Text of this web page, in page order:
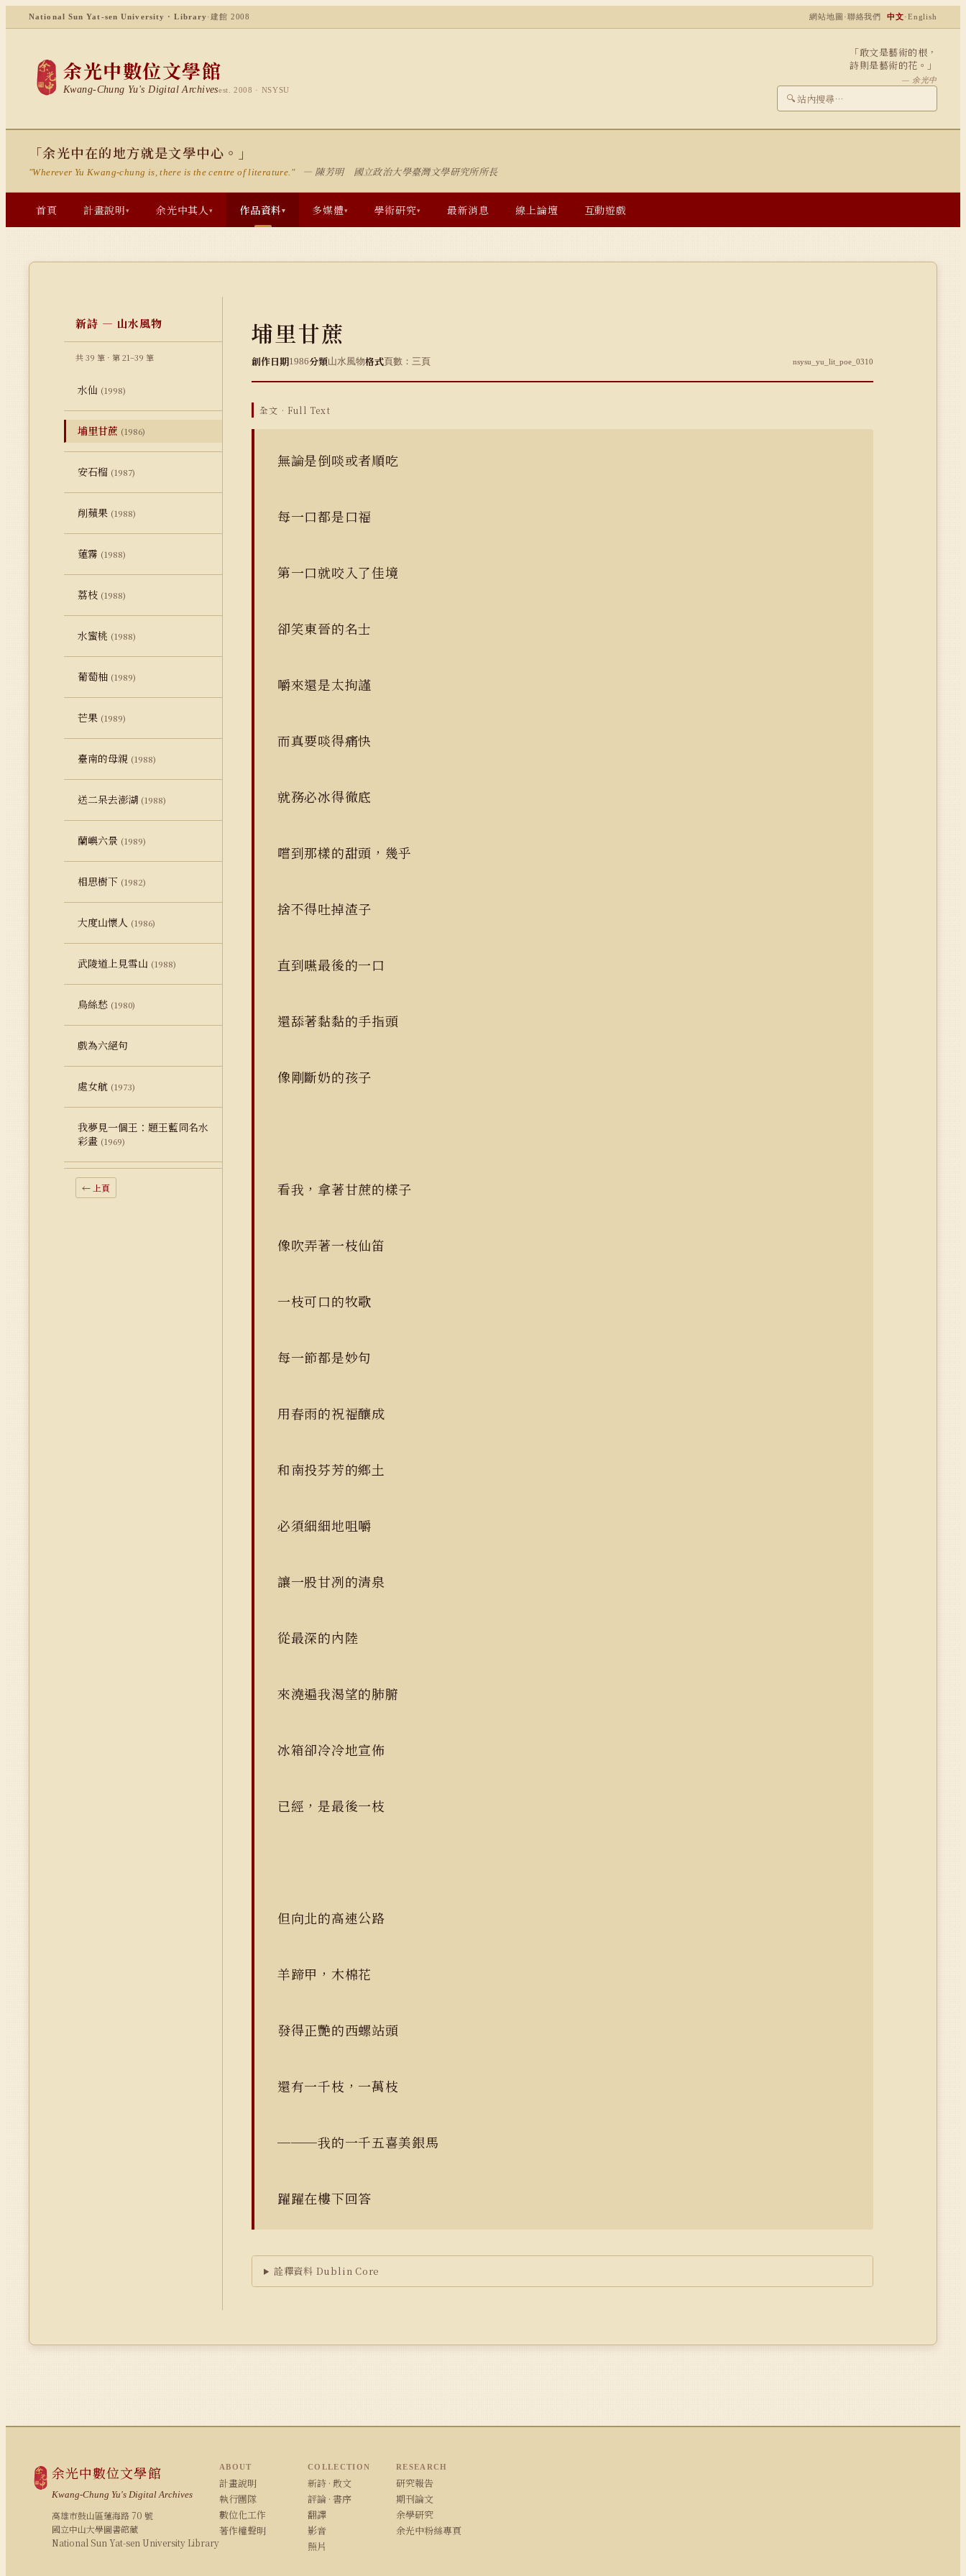
National Sun Yat-sen University · Library ·建館 2008 網站地圖 ·聯絡我們 中文·English
余光中數位文學館
Kwang-Chung Yu's Digital Archivesest. 2008 · NSYSU
「敢文是藝術的根，
詩則是藝術的花。」
— 余光中
🔍
「余光中在的地方就是文學中心。」
"Wherever Yu Kwang-chung is, there is the centre of literature." — 陳芳明 國立政治大學臺灣文學研究所所長
首頁 計畫說明▾ 余光中其人▾ 作品資料▾ 多媒體▾ 學術研究▾ 最新消息 線上論壇 互動遊戲
新詩 — 山水風物
共 39 筆 · 第 21–39 筆
水仙 (1998)
埔里甘蔗 (1986)
安石榴 (1987)
削蘋果 (1988)
蓮霧 (1988)
荔枝 (1988)
水蜜桃 (1988)
葡萄柚 (1989)
芒果 (1989)
臺南的母親 (1988)
送二呆去澎湖 (1988)
蘭嶼六景 (1989)
相思樹下 (1982)
大度山懷人 (1986)
武陵道上見雪山 (1988)
烏絲愁 (1980)
戲為六絕句
處女航 (1973)
我夢見一個王：題王藍同名水
彩畫 (1969)
← 上頁
埔里甘蔗
創作日期1986分類山水風物格式頁數：三頁 nsysu_yu_lit_poe_0310
全文 · Full Text
無論是倒啖或者順吃
每一口都是口福
第一口就咬入了佳境
卻笑東晉的名士
嚼來還是太拘謹
而真要啖得痛快
就務必冰得徹底
嚐到那樣的甜頭，幾乎
捨不得吐掉渣子
直到嚥最後的一口
還舔著黏黏的手指頭
像剛斷奶的孩子
看我，拿著甘蔗的樣子
像吹弄著一枝仙笛
一枝可口的牧歌
每一節都是妙句
用春雨的祝福釀成
和南投芬芳的鄉土
必須細細地咀嚼
讓一股甘冽的清泉
從最深的內陸
來澆遍我渴望的肺腑
冰箱卻冷冷地宣佈
已經，是最後一枝
但向北的高速公路
羊蹄甲，木棉花
發得正艷的西螺站頭
還有一千枝，一萬枝
───我的一千五喜美銀馬
躍躍在樓下回答
詮釋資料 Dublin Core
余光中數位文學館
Kwang-Chung Yu's Digital Archives
高雄市鼓山區蓮海路 70 號
國立中山大學圖書館藏
National Sun Yat-sen University Library
ABOUT
計畫說明
執行團隊
數位化工作
著作權聲明
COLLECTION
新詩 · 散文
評論 · 書序
翻譯
影音
照片
RESEARCH
研究報告
期刊論文
余學研究
余光中粉絲專頁